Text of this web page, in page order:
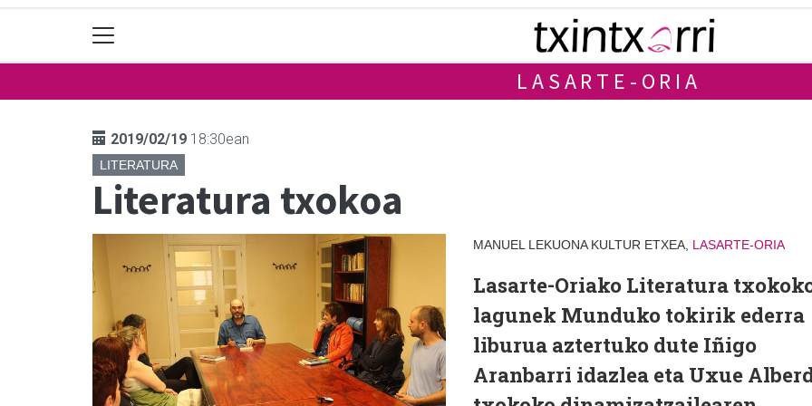
LASARTE-ORIA
2019/02/19 18:30ean
LITERATURA
Literatura txokoa
MANUEL LEKUONA KULTUR ETXEA, LASARTE-ORIA
Lasarte-Oriako Literatura
lagunek Munduko tokirik ederra
liburua aztertuko dute Iñigo
Aranbarri idazlea eta Uxue